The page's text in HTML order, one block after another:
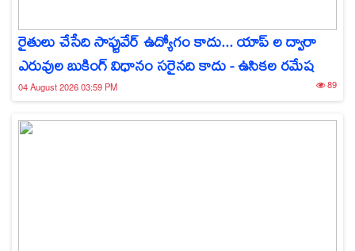
రైతులు చేసేది సాఫ్టువేర్ ఉద్యోగం కాదు... యాప్‌ ల ద్వారా
ఎరువుల బుకింగ్ విధానం సరైనది కాదు - ఉసికల రమేష
04 August 2026 03:59 PM 89